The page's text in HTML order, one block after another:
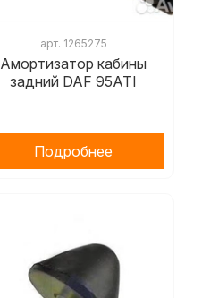
арт. 1265275
Амортизатор кабины
задний DAF 95ATI
Подробнее